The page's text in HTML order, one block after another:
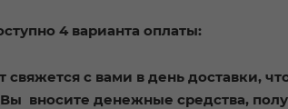
4 варианта оплаты:
с вами в день доставки,
вносите денежные средства,